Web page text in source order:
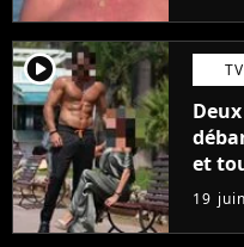
player2 TV
et
(exclu)
19